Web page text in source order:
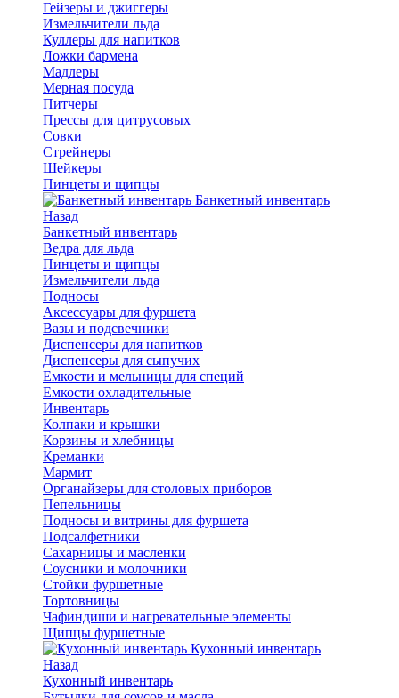
Гейзеры и джиггеры
Измельчители льда
Куллеры для напитков
Ложки бармена
Мадлеры
Мерная посуда
Питчеры
Прессы для цитрусовых
Совки
Стрейнеры
Шейкеры
Пинцеты и щипцы
Банкетный инвентарь
Назад
Банкетный инвентарь
Ведра для льда
Пинцеты и щипцы
Измельчители льда
Подносы
Аксессуары для фуршета
Вазы и подсвечники
Диспенсеры для напитков
Диспенсеры для сыпучих
Емкости и мельницы для специй
Емкости охладительные
Инвентарь
Колпаки и крышки
Корзины и хлебницы
Креманки
Мармит
Органайзеры для столовых приборов
Пепельницы
Подносы и витрины для фуршета
Подсалфетники
Сахарницы и масленки
Соусники и молочники
Стойки фуршетные
Тортовницы
Чафиндиши и нагревательные элементы
Щипцы фуршетные
Кухонный инвентарь
Назад
Кухонный инвентарь